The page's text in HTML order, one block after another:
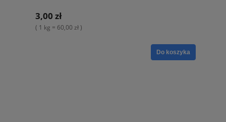
3,00 zł
( 1 kg = 60,00 zł )
Do koszyka